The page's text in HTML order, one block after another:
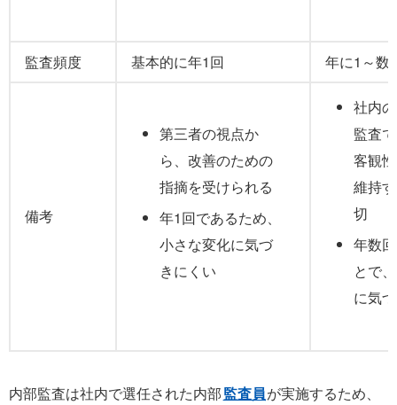
監査頻度 基本的に年1回 年に1～数
備考
第三者の視点か
ら、改善のための
指摘を受けられる
年1回であるため、
小さな変化に気づ
きにくい
社内
監査
客観
維持
切
年数
とで
に気
内部監査は社内で選任された内部監査員が実施するため、